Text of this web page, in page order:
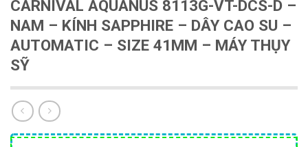
CARNIVAL AQUANUS 8113G-VT-DCS-D –
NAM – KÍNH SAPPHIRE – DÂY CAO SU –
AUTOMATIC – SIZE 41MM – MÁY THỤY
SỸ